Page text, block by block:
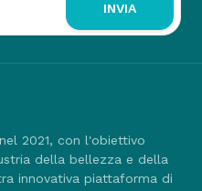
INVIA
2021, con l'obiettivo
della bellezza e della
innovativa piattaforma di